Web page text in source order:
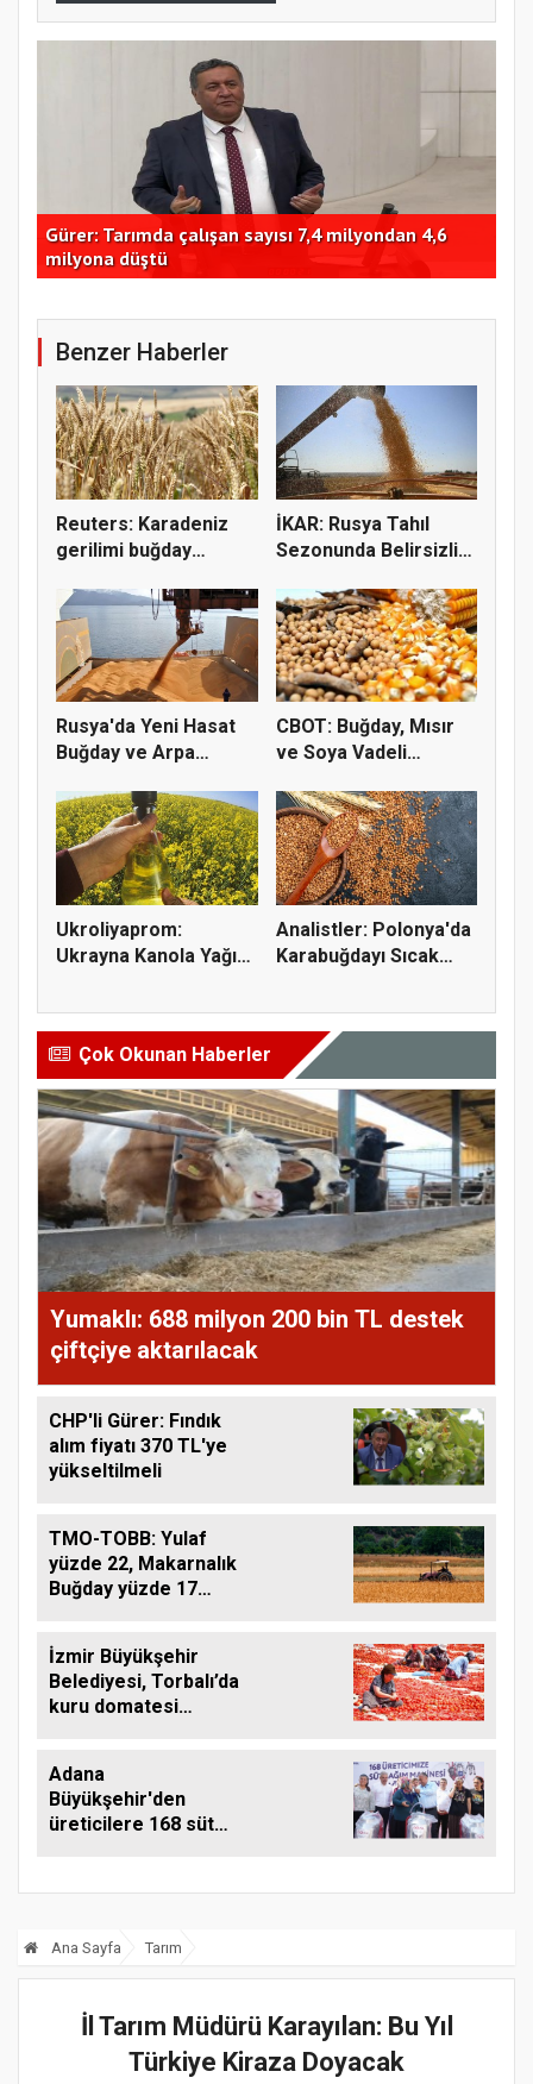
Gürer: Tarımda çalışan sayısı 7,4 milyondan 4,6
milyona düştü
Benzer Haberler
Reuters: Karadeniz
gerilimi buğday
İKAR: Rusya Tahıl
Sezonunda Belirsizlik
Rusya'da Yeni Hasat
Buğday ve Arpa
CBOT: Buğday, Mısır
ve Soya Vadeli
Ukroliyaprom:
Ukrayna Kanola Yağı
Analistler: Polonya'da
Karabuğdayı Sıcak
Çok Okunan Haberler
Yumaklı: 688 milyon 200 bin TL destek
çiftçiye aktarılacak
CHP'li Gürer: Fındık
alım fiyatı 370 TL'ye
yükseltilmeli
TMO-TOBB: Yulaf
yüzde 22, Makarnalık
Buğday yüzde 17
İzmir Büyükşehir
Belediyesi, Torbalı’da
kuru domatesi
Adana
Büyükşehir'den
üreticilere 168 süt
Ana Sayfa Tarım
İl Tarım Müdürü Karayılan: Bu Yıl
Türkiye Kiraza Doyacak